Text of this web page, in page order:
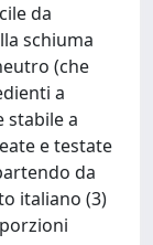
da
schiuma
(che
a
stabile a
e testate
da
italiano (3)